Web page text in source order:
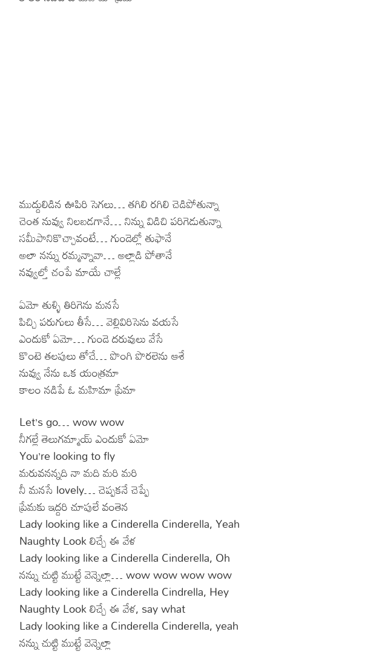
ముద్దులిడిన ఊపిరి సెగలు… తగిలి రగిలి చెడిపోతున్నా
చెంత నువ్వు నిలబడగానే… నిన్ను విడిచి పరిగెడుతున్నా
సమీపానికొచ్చావంటే… గుండెల్లో తుఫానే
అలా నన్ను రమ్మన్నావా… అల్లాడి పోతానే
నవ్వుల్తో చంపే మాయే చాల్లే
ఏమో తుళ్ళి తిరిగెను మనసే
పిచ్చి పరుగులు తీసే… వెల్లివిరిసెను వయసే
ఎందుకో ఏమో… గుండె దరువులు వేసే
కొంటె తలపులు తోచే… పొంగి పొరలెను ఆశే
నువ్వు నేను ఒక యంత్రమా
కాలం నడిపే ఓ మహిమా ప్రేమా
Let’s go… wow wow
నీగల్లే తెలుగమ్మాయ్ ఎందుకో ఏమో
You’re looking to fly
మరువనన్నది నా మది మరి మరి
నీ మనసే lovely… చెప్పకనే చెప్పే
ప్రేమకు ఇద్దరి చూపులే వంతెన
Lady looking like a Cinderella Cinderella, Yeah
Naughty Look లిచ్చే ఈ వేళ
Lady looking like a Cinderella Cinderella, Oh
నన్ను చుట్టి ముట్టే వెన్నెల్లా… wow wow wow wow
Lady looking like a Cinderella Cindrella, Hey
Naughty Look లిచ్చే ఈ వేళ, say what
Lady looking like a Cinderella Cinderella, yeah
నన్ను చుట్టి ముట్టే వెన్నెల్లా